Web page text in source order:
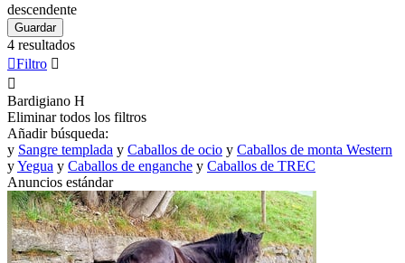
descendente
Guardar
4 resultados
Filtro 

Bardigiano H
Eliminar todos los filtros
Añadir búsqueda:
y Sangre templada y Caballos de ocio y Caballos de monta Western
yYegua y Caballos de enganche y Caballos de TREC
Anuncios estándar